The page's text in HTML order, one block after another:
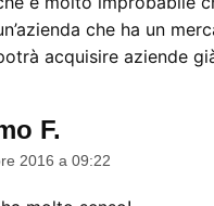
che ha un
acquisire aziende
F.
2016 a 09:22